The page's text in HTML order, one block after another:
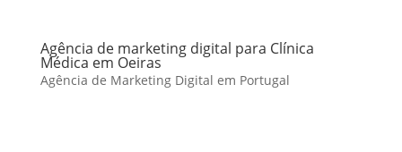
Agência de marketing digital para Clínica
Médica em Oeiras
Agência de Marketing Digital em Portugal